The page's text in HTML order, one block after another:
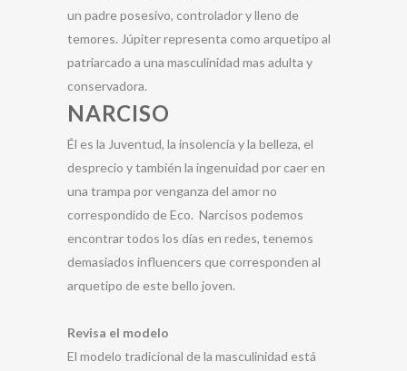
un padre posesivo, controlador y lleno de
temores. Júpiter representa como arquetipo al
patriarcado a una masculinidad mas adulta y
conservadora.
NARCISO
Él es la Juventud, la insolencia y la belleza, el
desprecio y también la ingenuidad por caer en
una trampa por venganza del amor no
correspondido de Eco. Narcisos podemos
encontrar todos los días en redes, tenemos
demasiados influencers que corresponden al
arquetipo de este bello joven.
Revisa el modelo
El modelo tradicional de la masculinidad está